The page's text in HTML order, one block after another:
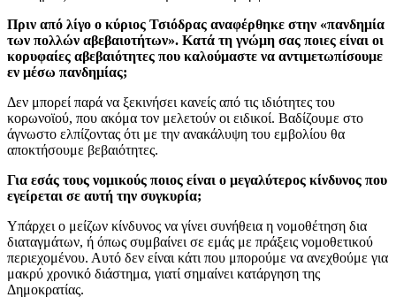
Πριν από λίγο ο κύριος Τσιόδρας αναφέρθηκε στην «πανδημία
των πολλών αβεβαιοτήτων». Κατά τη γνώμη σας ποιες είναι οι
κορυφαίες αβεβαιότητες που καλούμαστε να αντιμετωπίσουμε
εν μέσω πανδημίας;
Δεν μπορεί παρά να ξεκινήσει κανείς από τις ιδιότητες του
κορωνοϊού, που ακόμα τον μελετούν οι ειδικοί. Βαδίζουμε στο
άγνωστο ελπίζοντας ότι με την ανακάλυψη του εμβολίου θα
αποκτήσουμε βεβαιότητες.
Για εσάς τους νομικούς ποιος είναι ο μεγαλύτερος κίνδυνος που
εγείρεται σε αυτή την συγκυρία;
Υπάρχει ο μείζων κίνδυνος να γίνει συνήθεια η νομοθέτηση δια
διαταγμάτων, ή όπως συμβαίνει σε εμάς με πράξεις νομοθετικού
περιεχομένου. Αυτό δεν είναι κάτι που μπορούμε να ανεχθούμε για
μακρύ χρονικό διάστημα, γιατί σημαίνει κατάργηση της
Δημοκρατίας.